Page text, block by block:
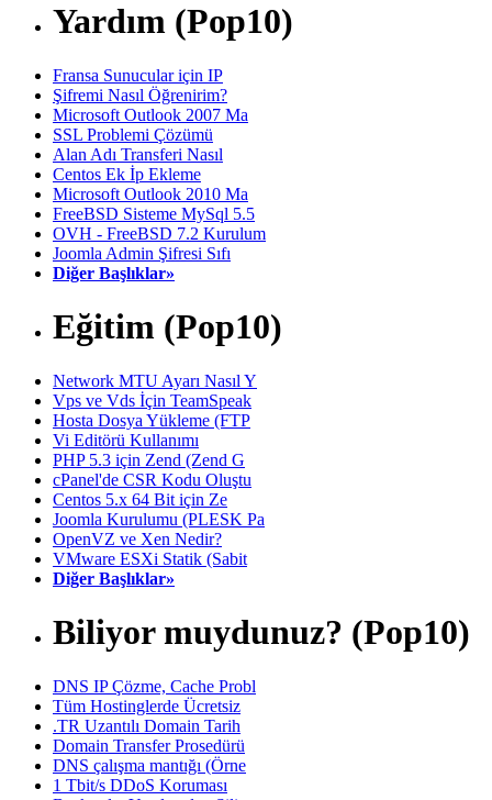
Yardım (Pop10)
Fransa Sunucular için IP
Şifremi Nasıl Öğrenirim?
Microsoft Outlook 2007 Ma
SSL Problemi Çözümü
Alan Adı Transferi Nasıl
Centos Ek İp Ekleme
Microsoft Outlook 2010 Ma
FreeBSD Sisteme MySql 5.5
OVH - FreeBSD 7.2 Kurulum
Joomla Admin Şifresi Sıfı
Diğer Başlıklar»
Eğitim (Pop10)
Network MTU Ayarı Nasıl Y
Vps ve Vds İçin TeamSpeak
Hosta Dosya Yükleme (FTP
Vi Editörü Kullanımı
PHP 5.3 için Zend (Zend G
cPanel'de CSR Kodu Oluştu
Centos 5.x 64 Bit için Ze
Joomla Kurulumu (PLESK Pa
OpenVZ ve Xen Nedir?
VMware ESXi Statik (Sabit
Diğer Başlıklar»
Biliyor muydunuz? (Pop10)
DNS IP Çözme, Cache Probl
Tüm Hostinglerde Ücretsiz
.TR Uzantılı Domain Tarih
Domain Transfer Prosedürü
DNS çalışma mantığı (Örne
1 Tbit/s DDoS Koruması